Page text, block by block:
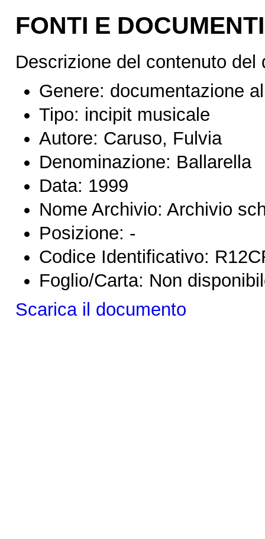
FONTI E DOCUMENTI
Descrizione del contenuto del
Genere: documentazione
Tipo: incipit musicale
Autore: Caruso, Fulvia
Denominazione: Ballarella
Data: 1999
Nome Archivio: Archivio
Posizione: -
Codice Identificativo:
Foglio/Carta: Non
Scarica il documento